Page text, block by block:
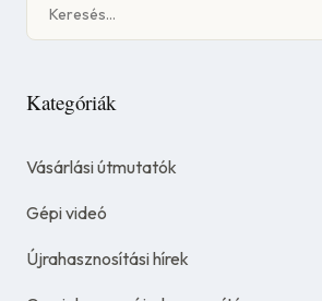
Kategóriák
Vásárlási útmutatók
Gépi videó
Újrahasznosítási hírek